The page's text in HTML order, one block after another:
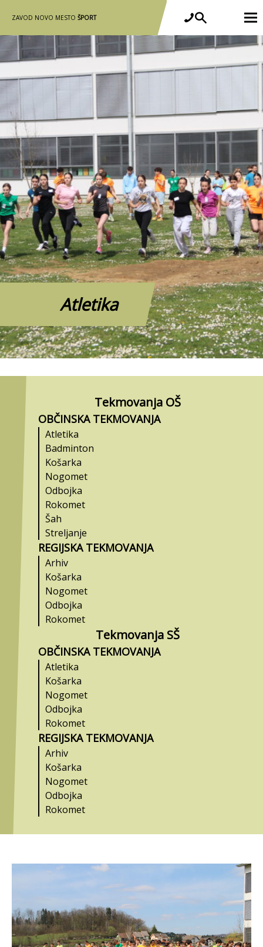
ZAVOD NOVO MESTO ŠPORT
Atletika
Tekmovanja OŠ
OBČINSKA TEKMOVANJA
Atletika
Badminton
Košarka
Nogomet
Odbojka
Rokomet
Šah
Streljanje
REGIJSKA TEKMOVANJA
Arhiv
Košarka
Nogomet
Odbojka
Rokomet
Tekmovanja SŠ
OBČINSKA TEKMOVANJA
Atletika
Košarka
Nogomet
Odbojka
Rokomet
REGIJSKA TEKMOVANJA
Arhiv
Košarka
Nogomet
Odbojka
Rokomet